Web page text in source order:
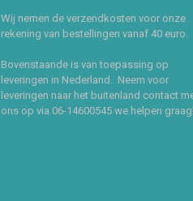
Wij nemen de verzendkosten voor onze
rekening van bestellingen vanaf 40 euro.
Bovenstaande is van toepassing op
leveringen in Nederland. Neem voor
leveringen naar het buitenland contact
ons op via 06-14600545 we helpen